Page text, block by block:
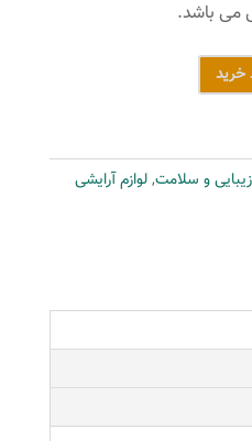
خرید
زیبایی و سلامت,لوازم آرایشی